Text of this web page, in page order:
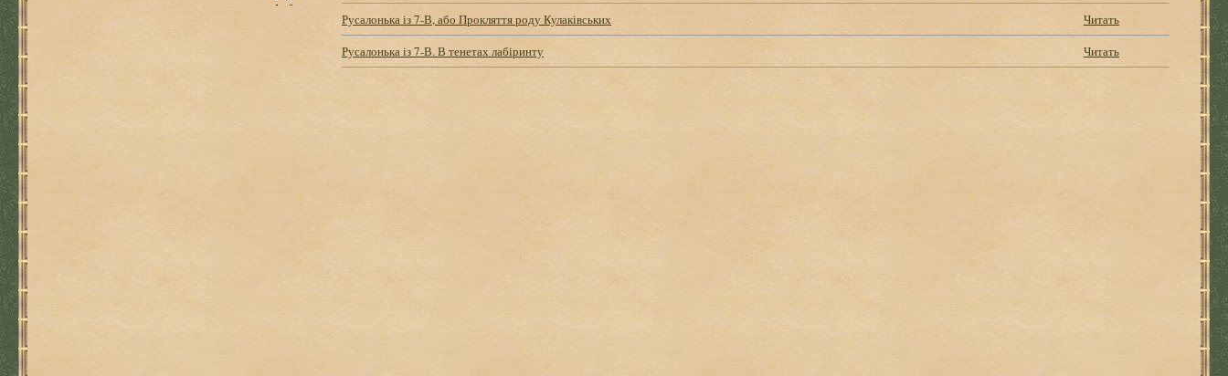
Русалонька із 7-В, або Прокляття роду Кулаківських
Читать
Русалонька із 7-В. В тенетах лабіринту
Читать